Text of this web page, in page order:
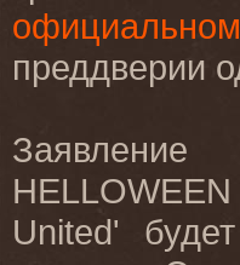
преддверии
HELLOWEEN
United'